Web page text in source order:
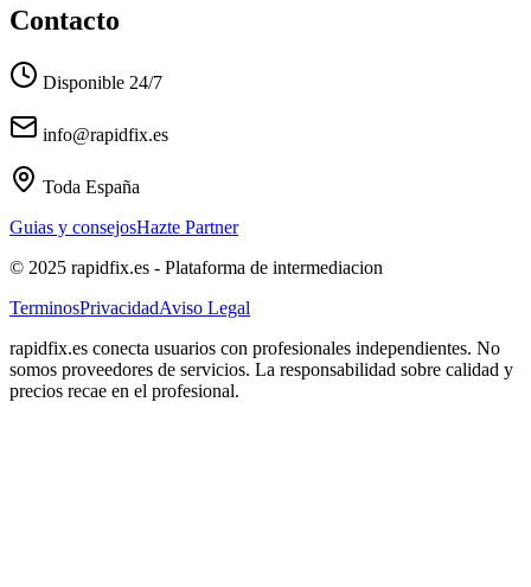
Contacto
Disponible 24/7
info@rapidfix.es
Toda España
Guias y consejosHazte Partner
© 2025 rapidfix.es - Plataforma de intermediacion
TerminosPrivacidadAviso Legal
rapidfix.es conecta usuarios con profesionales independientes. No
somos proveedores de servicios. La responsabilidad sobre calidad y
precios recae en el profesional.